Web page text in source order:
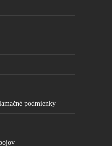
podmienky